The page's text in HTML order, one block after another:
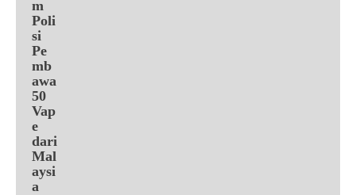
m
Poli
si
Pe
mb
awa
50
Vap
e
dari
Mal
aysi
a